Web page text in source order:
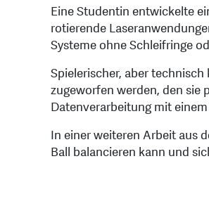
Eine Studentin entwickelte
rotierende
Systeme ohne Schleifringe
Spielerischer, aber technisch
zugeworfen werden, den sie
Datenverarbeitung mit
In einer weiteren Arbeit aus
Ball balancieren kann und